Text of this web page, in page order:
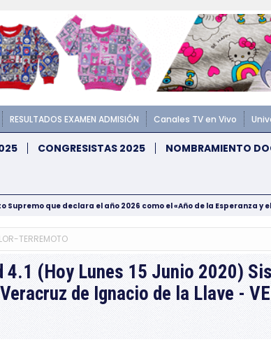
RESULTADOS EXAMEN ADMISIÓN Canales TV en Vivo
CONGRESISTAS 2025 NOMBRAMIENTO
Supremo que declara el año 2026 como el «Año de la Esperanza
TERREMOTO
4.1 (Hoy Lunes 15 Junio 2020)
de Ignacio de la Llave -